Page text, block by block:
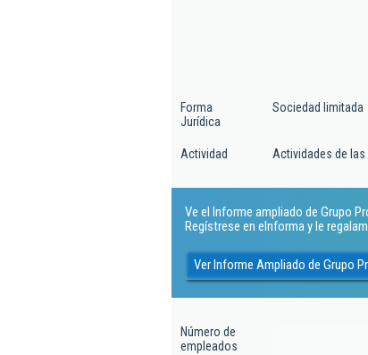
Forma
Jurídica
Sociedad limitada
Actividad Actividades de
Ve el Informe ampliado de Grupo
Regístrese en eInforma y le
Ver Informe Ampliado de Grupo
Número de
empleados